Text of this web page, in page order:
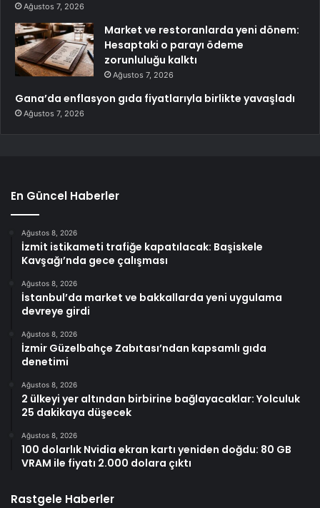
Ağustos 7, 2026
Market ve restoranlarda yeni dönem:
Hesaptaki o parayı ödeme
zorunluluğu kalktı
Ağustos 7, 2026
Gana’da enflasyon gıda fiyatlarıyla birlikte yavaşladı
Ağustos 7, 2026
En Güncel Haberler
Ağustos 8, 2026
İzmit istikameti trafiğe kapatılacak: Başiskele
Kavşağı’nda gece çalışması
Ağustos 8, 2026
İstanbul’da market ve bakkallarda yeni uygulama
devreye girdi
Ağustos 8, 2026
İzmir Güzelbahçe Zabıtası’ndan kapsamlı gıda
denetimi
Ağustos 8, 2026
2 ülkeyi yer altından birbirine bağlayacaklar: Yolculuk
25 dakikaya düşecek
Ağustos 8, 2026
100 dolarlık Nvidia ekran kartı yeniden doğdu: 80 GB
VRAM ile fiyatı 2.000 dolara çıktı
Rastgele Haberler